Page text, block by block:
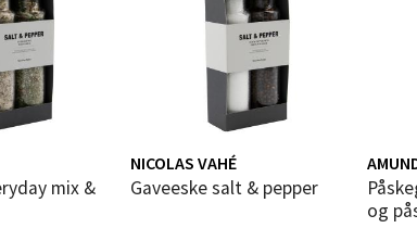
NICOLAS VAHÉ
Gaveeske salt & pepper
Påskegave med påskekaffe
og
Moafjæra 14, 7606 Levanger
Åpent i dag 10-18
Mandal - Alti Mandal